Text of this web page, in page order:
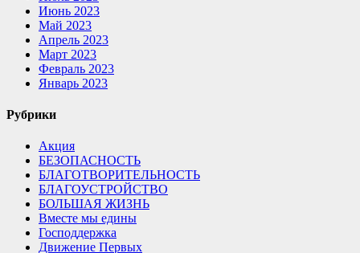
Июнь 2023
Май 2023
Апрель 2023
Март 2023
Февраль 2023
Январь 2023
Рубрики
Акция
БЕЗОПАСНОСТЬ
БЛАГОТВОРИТЕЛЬНОСТЬ
БЛАГОУСТРОЙСТВО
БОЛЬШАЯ ЖИЗНЬ
Вместе мы едины
Господдержка
Движение Первых